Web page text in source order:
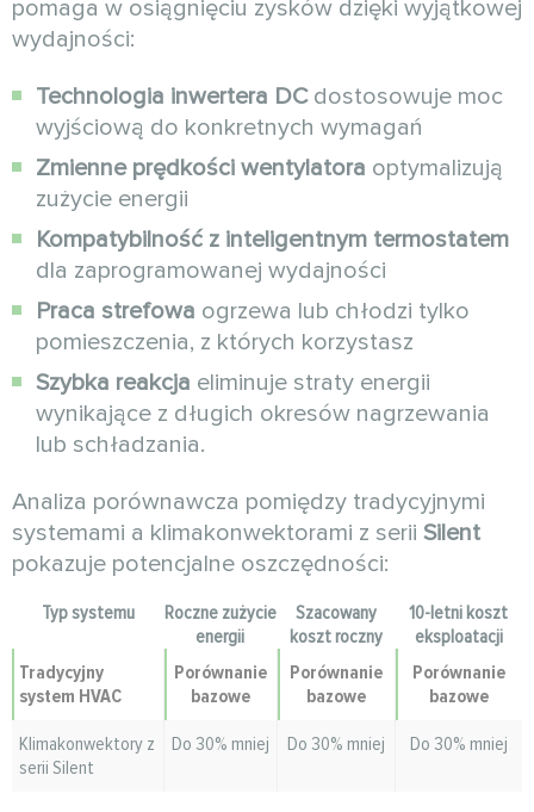
pomaga w osiągnięciu zysków dzięki wyjątkowej
wydajności:
Technologia inwertera DCdostosowuje moc
wyjściową do konkretnych wymagań
Zmienne prędkości wentylatora optymalizują
zużycie energii
Kompatybilność z inteligentnym termostatem
dla zaprogramowanej wydajności
Praca strefowa ogrzewa lub chłodzi tylko
pomieszczenia, z których korzystasz
Szybka reakcja eliminuje straty energii
wynikające z długich okresów nagrzewania
lub schładzania.
Analiza porównawcza pomiędzy tradycyjnymi
systemami a klimakonwektorami z serii Silent
pokazuje potencjalne oszczędności:
Typ systemu
Roczne zużycie
energii
Szacowany
koszt roczny
10-letni koszt
eksploatacji
Tradycyjny
system HVAC
Porównanie
bazowe
Porównanie
bazowe
Porównanie
bazowe
Klimakonwektory z
serii Silent
Do 30% mniej Do 30% mniej Do 30% mniej